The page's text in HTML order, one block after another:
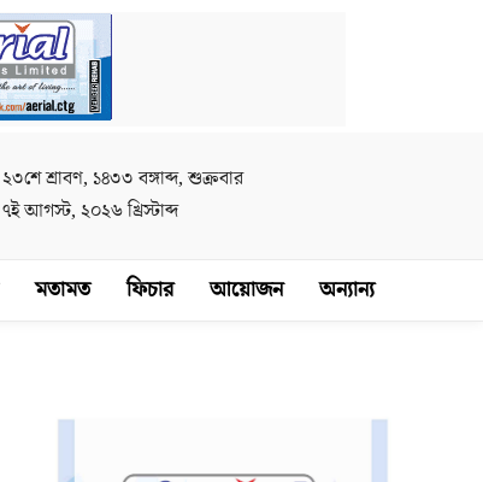
২৩শে শ্রাবণ, ১৪৩৩ বঙ্গাব্দ, শুক্রবার
৭ই আগস্ট, ২০২৬ খ্রিস্টাব্দ
মতামত ফিচার আয়োজন অন্যান্য